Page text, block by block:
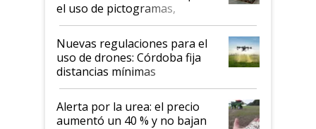
el uso de pictogramas,
palabras de advertencia e
indicaciones
Nuevas regulaciones para el
uso de drones: Córdoba fija
distancias mínimas
Alerta por la urea: el precio
aumentó un 40 % y no bajan